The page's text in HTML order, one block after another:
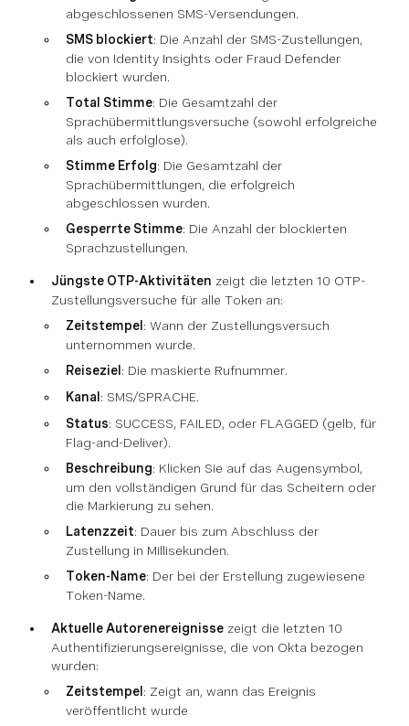
abgeschlossenen SMS-Versendungen.
SMS blockiert: Die Anzahl der SMS-Zustellungen,
die von Identity Insights oder Fraud Defender
blockiert wurden.
Total Stimme: Die Gesamtzahl der
Sprachübermittlungsversuche (sowohl erfolgreiche
als auch erfolglose).
Stimme Erfolg: Die Gesamtzahl der
Sprachübermittlungen, die erfolgreich
abgeschlossen wurden.
Gesperrte Stimme: Die Anzahl der blockierten
Sprachzustellungen.
Jüngste OTP-Aktivitäten zeigt die letzten 10 OTP-
Zustellungsversuche für alle Token an:
Zeitstempel : Wann der Zustellungsversuch
unternommen wurde.
Reiseziel : Die maskierte Rufnummer.
Kanal : SMS/SPRACHE.
Status: SUCCESS, FAILED, oder FLAGGED (gelb, für
Flag-and-Deliver).
Beschreibung: Klicken Sie auf das Augensymbol,
um den vollständigen Grund für das Scheitern oder
die Markierung zu sehen.
Latenzzeit: Dauer bis zum Abschluss der
Zustellung in Millisekunden.
Token-Name: Der bei der Erstellung zugewiesene
Token-Name.
Aktuelle Autorenereignisse zeigt die letzten 10
Authentifizierungsereignisse, die von Okta bezogen
wurden:
Zeitstempel : Zeigt an, wann das Ereignis
veröffentlicht wurde